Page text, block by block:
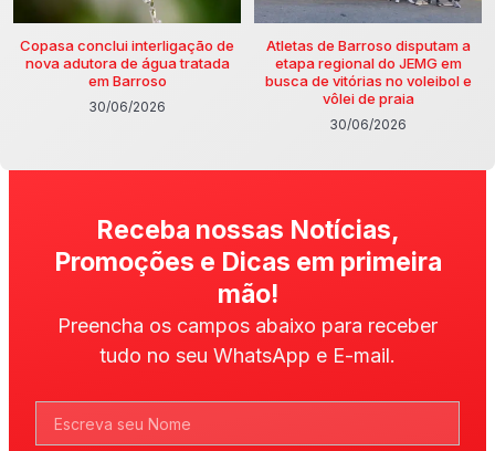
Copasa conclui interligação de
nova adutora de água tratada
em Barroso
30/06/2026
Atletas de Barroso disputam a
etapa regional do JEMG em
busca de vitórias no voleibol e
vôlei de praia
30/06/2026
Receba nossas Notícias,
Promoções e Dicas em primeira
mão!
Preencha os campos abaixo para receber
tudo no seu WhatsApp e E-mail.